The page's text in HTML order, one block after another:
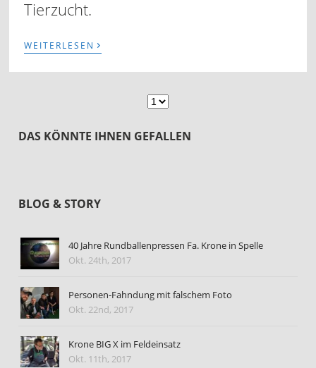
Tierzucht.
WEITERLESEN ›
DAS KÖNNTE IHNEN GEFALLEN
BLOG & STORY
40 Jahre Rundballenpressen Fa. Krone in Spelle
Okt. 24th, 2017
Personen-Fahndung mit falschem Foto
Okt. 22nd, 2017
Krone BIG X im Feldeinsatz
Okt. 11th, 2017